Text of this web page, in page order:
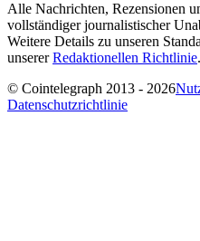
Alle Nachrichten, Rezensionen
vollständiger journalistischer
Weitere Details zu unseren
unsererRedaktionellen Richtlinie.
© Cointelegraph 2013 - 2026
Datenschutzrichtlinie